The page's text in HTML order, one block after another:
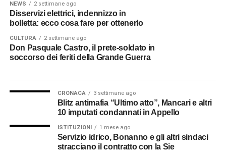
NEWS 2 settimane ago
Disservizi elettrici, indennizzo in
bolletta: ecco cosa fare per ottenerlo
CULTURA 2 settimane ago
Don Pasquale Castro, il prete-soldato in
soccorso dei feriti della Grande Guerra
CRONACA 3 settimane ago
Blitz antimafia “Ultimo atto”, Mancari e altri
10 imputati condannati in Appello
ISTITUZIONI 1 mese ago
Servizio idrico, Bonanno e gli altri sindaci
stracciano il contratto con la Sie